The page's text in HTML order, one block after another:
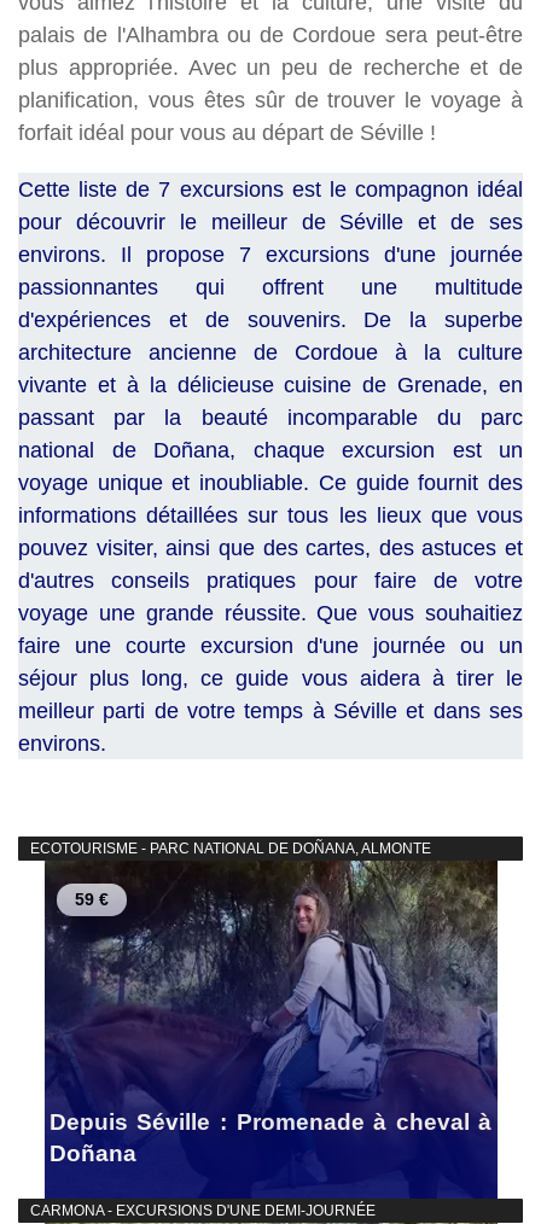
palais de l'Alhambra ou de Cordoue sera peut-être
plus appropriée. Avec un peu de recherche et de
planification, vous êtes sûr de trouver le voyage à
forfait idéal pour vous au départ de Séville !
Cette liste de 7 excursions est le compagnon idéal
pour découvrir le meilleur de Séville et de ses
environs. Il propose 7 excursions d'une journée
passionnantes qui offrent une multitude
d'expériences et de souvenirs. De la superbe
architecture ancienne de Cordoue à la culture
vivante et à la délicieuse cuisine de Grenade, en
passant par la beauté incomparable du parc
national de Doñana, chaque excursion est un
voyage unique et inoubliable. Ce guide fournit des
informations détaillées sur tous les lieux que vous
pouvez visiter, ainsi que des cartes, des astuces et
d'autres conseils pratiques pour faire de votre
voyage une grande réussite. Que vous souhaitiez
faire une courte excursion d'une journée ou un
séjour plus long, ce guide vous aidera à tirer le
meilleur parti de votre temps à Séville et dans ses
environs.
ECOTOURISME - PARC NATIONAL DE DOÑANA, ALMONTE
59 €
Depuis Séville : Promenade à cheval à
Doñana
CARMONA - EXCURSIONS D'UNE DEMI-JOURNÉE